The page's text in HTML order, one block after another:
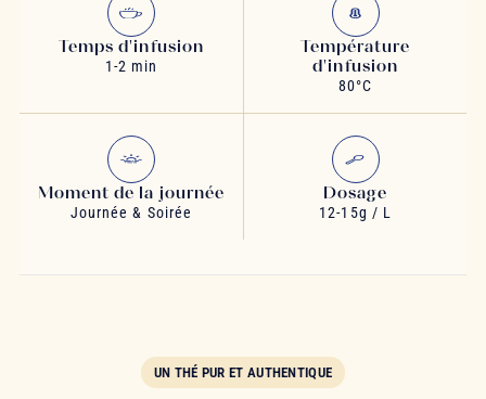
Temps d'infusion
1-2 min
Température
d'infusion
80°C
Moment de la journée
Journée & Soirée
Dosage
12-15g / L
UN THÉ PUR ET AUTHENTIQUE